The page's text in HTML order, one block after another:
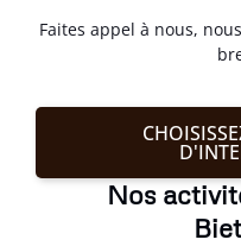
Faites appel à nous,
Nos